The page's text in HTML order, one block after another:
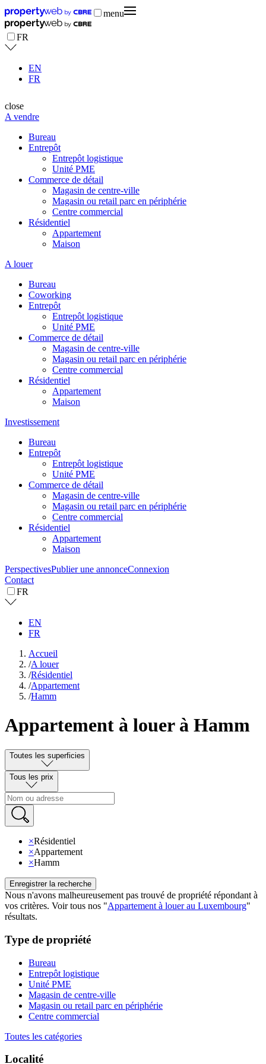
menu
FR
EN
FR
close
A vendre
Bureau
Entrepôt
Entrepôt logistique
Unité PME
Commerce de détail
Magasin de centre-ville
Magasin ou retail parc en périphérie
Centre commercial
Résidentiel
Appartement
Maison
A louer
Bureau
Coworking
Entrepôt
Entrepôt logistique
Unité PME
Commerce de détail
Magasin de centre-ville
Magasin ou retail parc en périphérie
Centre commercial
Résidentiel
Appartement
Maison
Investissement
Bureau
Entrepôt
Entrepôt logistique
Unité PME
Commerce de détail
Magasin de centre-ville
Magasin ou retail parc en périphérie
Centre commercial
Résidentiel
Appartement
Maison
PerspectivesPublier une annonceConnexion
Contact
FR
EN
FR
Accueil
/A louer
/Résidentiel
/Appartement
/Hamm
Appartement à louer à Hamm
Toutes les superficies
Tous les prix
×Résidentiel
×Appartement
×Hamm
Enregistrer la recherche
Nous n'avons malheureusement pas trouvé de propriété répondant à
vos critères. Voir tous nos "Appartement à louer au Luxembourg"
résultats.
Type de propriété
Bureau
Entrepôt logistique
Unité PME
Magasin de centre-ville
Magasin ou retail parc en périphérie
Centre commercial
Toutes les catégories
Localité